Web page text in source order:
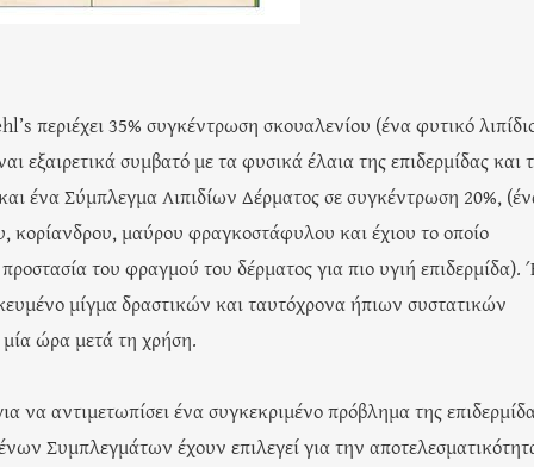
περιέχει 35% συγκέντρωση σκουαλενίου (ένα φυτικό
εξαιρετικά συμβατό με τα φυσικά έλαια της επιδερμίδας και
ένα Σύμπλεγμα Λιπιδίων Δέρματος σε συγκέντρωση 20%,
μαύρου φραγκοστάφυλου και έχιου το οποίο
του φραγμού του δέρματος για πιο υγιή επιδερμίδα).
μίγμα δραστικών και ταυτόχρονα ήπιων συστατικών
ώρα μετά τη χρήση.
να αντιμετωπίσει ένα συγκεκριμένο πρόβλημα της
Συμπλεγμάτων έχουν επιλεγεί για την